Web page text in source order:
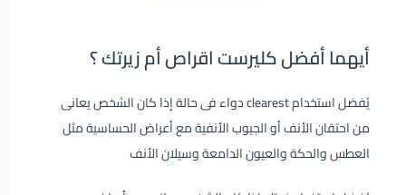
أيهما أفضل كليرست اقراص أم زيرتك ؟
يُفضل استخدام clearest دواء فى حالة إذا كان الشخص يعانى
من احتقان الأنف أو الجيوب الأنفية مع أعراض الحساسية مثل
العطس والحكة والعيون الدامعة وسيلان الأنف